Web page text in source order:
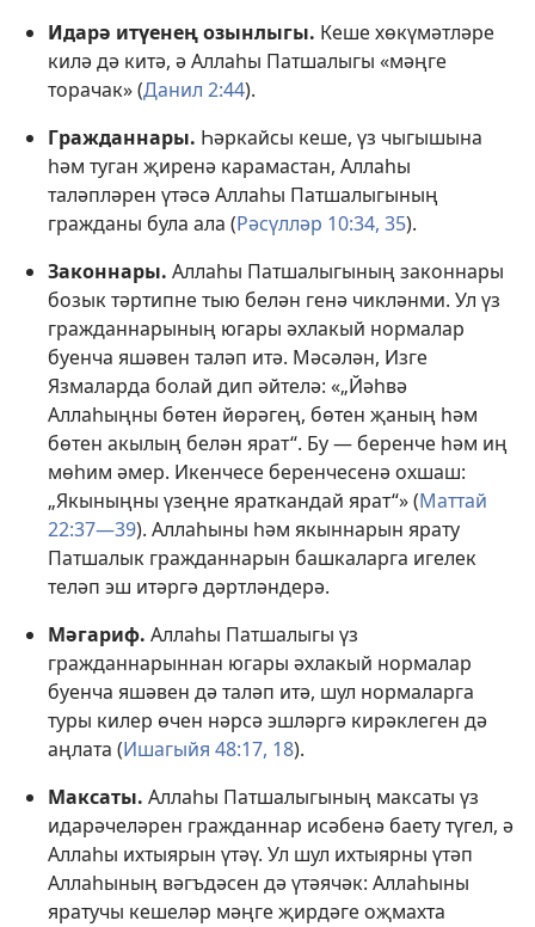
Идарә итүенең озынлыгы. Кеше хөкүмәтләре
килә дә китә, ә Аллаһы Патшалыгы «мәңге
торачак» (Данил 2:44).
Гражданнары. Һәркайсы кеше, үз чыгышына
һәм туган җиренә карамастан, Аллаһы
таләпләрен үтәсә Аллаһы Патшалыгының
гражданы була ала (Рәсүлләр 10:34, 35).
Законнары. Аллаһы Патшалыгының законнары
бозык тәртипне тыю белән генә чикләнми. Ул үз
гражданнарының югары әхлакый нормалар
буенча яшәвен таләп итә. Мәсәлән, Изге
Язмаларда болай дип әйтелә: «„Йәһвә
Аллаһыңны бөтен йөрәгең, бөтен җаның һәм
бөтен акылың белән ярат“. Бу — беренче һәм иң
мөһим әмер. Икенчесе беренчесенә охшаш:
„Якыныңны үзеңне яраткандай ярат“» (Маттай
22:37—39). Аллаһыны һәм якыннарын ярату
Патшалык гражданнарын башкаларга игелек
теләп эш итәргә дәртләндерә.
Мәгариф. Аллаһы Патшалыгы үз
гражданнарыннан югары әхлакый нормалар
буенча яшәвен дә таләп итә, шул нормаларга
туры килер өчен нәрсә эшләргә кирәклеген дә
аңлата (Ишагыйя 48:17, 18).
Максаты. Аллаһы Патшалыгының максаты үз
идарәчеләрен гражданнар исәбенә баету түгел, ә
Аллаһы ихтыярын үтәү. Ул шул ихтыярны үтәп
Аллаһының вәгъдәсен дә үтәячәк: Аллаһыны
яратучы кешеләр мәңге җирдәге оҗмахта